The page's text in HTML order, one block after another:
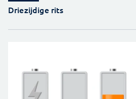
Driezijdige rits